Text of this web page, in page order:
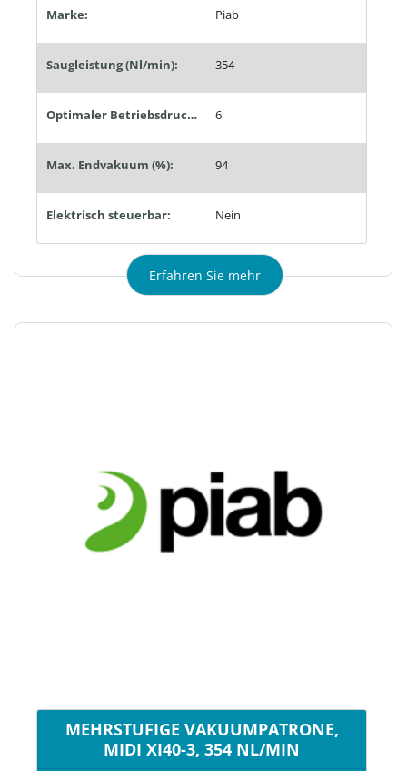
Marke: Piab
Saugleistung (Nl/min): 354
Optimaler Betriebsdruck (bar): 6
Max. Endvakuum (%): 94
Elektrisch steuerbar: Nein
Erfahren Sie mehr
MEHRSTUFIGE VAKUUMPATRONE,
MIDI XI40-3, 354 NL/MIN